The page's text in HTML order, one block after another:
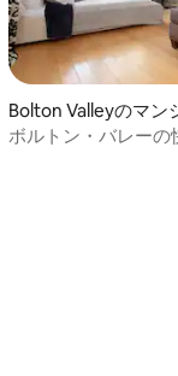
、5つ星中4.85つ星
Bolton Valleyのマン
アパート
ボルトン・バレーの